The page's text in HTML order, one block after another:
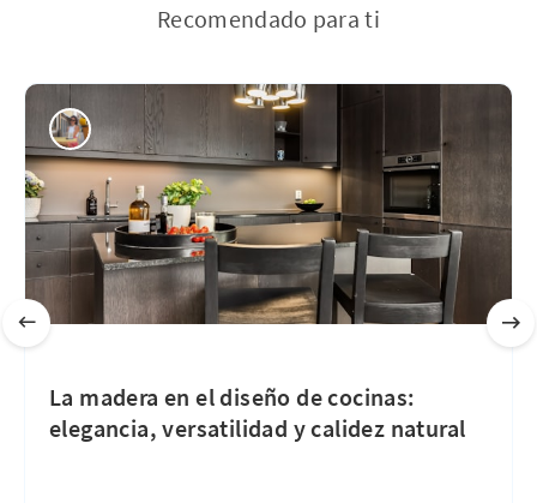
Recomendado para ti
La madera en el diseño de cocinas:
elegancia, versatilidad y calidez natural